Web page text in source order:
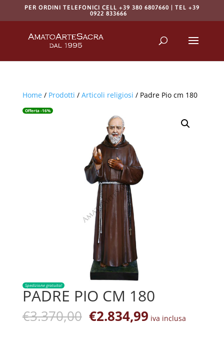
PER ORDINI TELEFONICI CELL +39 380 6807660 | TEL +39
0922 833666
Home/ Prodotti / Articoli religiosi / Padre Pio cm 180
Offerta -16%
Spedizione gratuita!
PADRE PIO CM 180
€3.370,00 Il
prezzo
€2.834,99Il
prezzo
iva inclusa